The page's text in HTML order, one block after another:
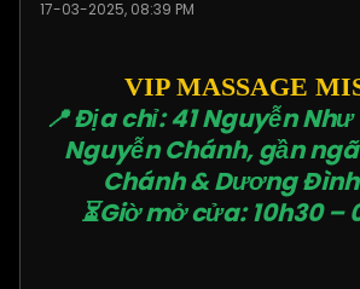
17-03-2025, 08:39 PM
VIP MASSAGE
📍 Địa chỉ: 41 Nguyễn Như
Nguyễn Chánh, gần
Chánh & Dương
⏳Giờ mở cửa: 10h30 –